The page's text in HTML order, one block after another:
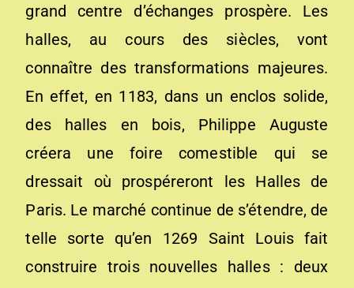
grand centre d’échanges prospère. Les
halles, au cours des siècles, vont
connaître des transformations majeures.
En effet, en 1183, dans un enclos solide,
des halles en bois, Philippe Auguste
créera une foire comestible qui se
dressait où prospéreront les Halles de
Paris. Le marché continue de s’étendre, de
telle sorte qu’en 1269 Saint Louis fait
construire trois nouvelles halles : deux